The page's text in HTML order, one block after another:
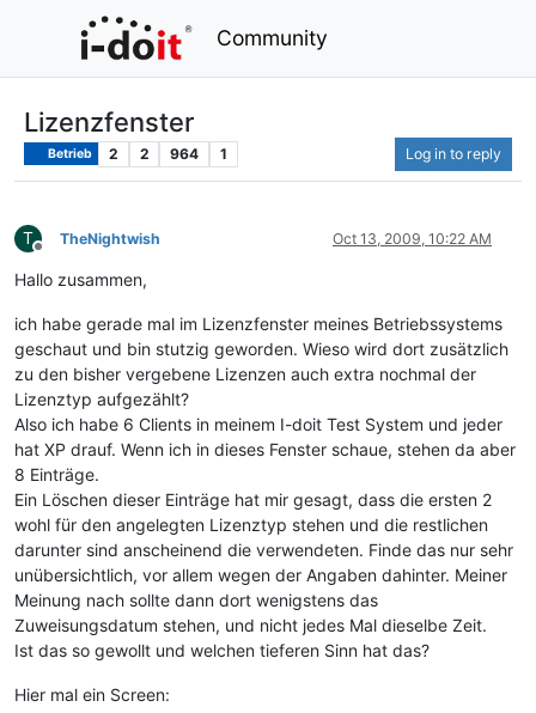
Community
Lizenzfenster
Betrieb 2 2 964 1 Log in to reply
T
Offline
TheNightwish Oct 13, 2009, 10:22 AM
Hallo zusammen,
ich habe gerade mal im Lizenzfenster meines Betriebssystems
geschaut und bin stutzig geworden. Wieso wird dort zusätzlich
zu den bisher vergebene Lizenzen auch extra nochmal der
Lizenztyp aufgezählt?
Also ich habe 6 Clients in meinem I-doit Test System und jeder
hat XP drauf. Wenn ich in dieses Fenster schaue, stehen da aber
8 Einträge.
Ein Löschen dieser Einträge hat mir gesagt, dass die ersten 2
wohl für den angelegten Lizenztyp stehen und die restlichen
darunter sind anscheinend die verwendeten. Finde das nur sehr
unübersichtlich, vor allem wegen der Angaben dahinter. Meiner
Meinung nach sollte dann dort wenigstens das
Zuweisungsdatum stehen, und nicht jedes Mal dieselbe Zeit.
Ist das so gewollt und welchen tieferen Sinn hat das?
Hier mal ein Screen: